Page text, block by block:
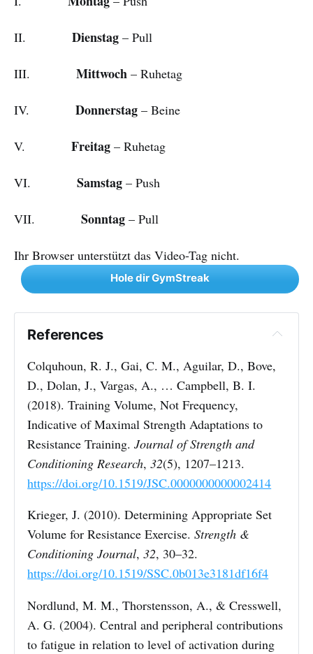
II. Dienstag – Pull
III. Mittwoch – Ruhetag
IV. Donnerstag – Beine
V. Freitag – Ruhetag
VI. Samstag – Push
VII. Sonntag – Pull
Ihr Browser unterstützt das Video-Tag nicht.
Hole dir GymStreak
References
Colquhoun, R. J., Gai, C. M., Aguilar, D., Bove,
D., Dolan, J., Vargas, A., … Campbell, B. I.
(2018). Training Volume, Not Frequency,
Indicative of Maximal Strength Adaptations to
Resistance Training.Journal of Strength and
Conditioning Research,32(5), 1207–1213.
https://doi.org/10.1519/JSC.0000000000002414
Krieger, J. (2010). Determining Appropriate Set
Volume for Resistance Exercise.Strength &
Conditioning Journal,32, 30–32.
https://doi.org/10.1519/SSC.0b013e3181df16f4
Nordlund, M. M., Thorstensson, A., & Cresswell,
A. G. (2004). Central and peripheral contributions
to fatigue in relation to level of activation during